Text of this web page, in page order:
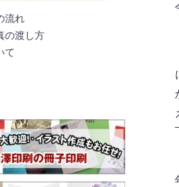
流れ
の渡し方
て